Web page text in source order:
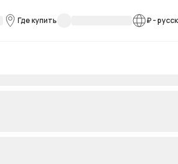
Где купить ₽-